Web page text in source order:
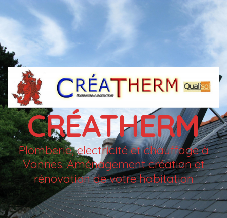
CRÉATHERM
Plomberie, electricité et chauffage à
Vannes. Aménagement création et
rénovation de votre habitation